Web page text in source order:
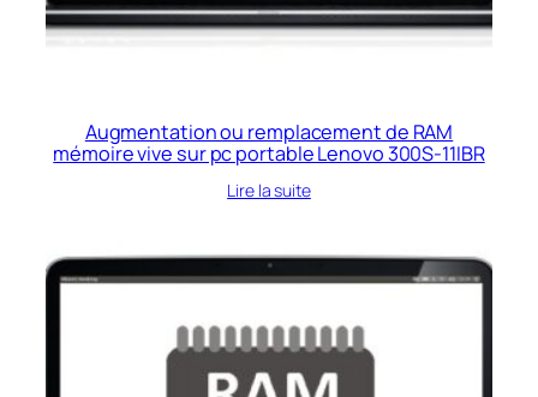
Augmentation ou remplacement de RAM
mémoire vive sur pc portable Lenovo 300S-11IBR
Lire la suite